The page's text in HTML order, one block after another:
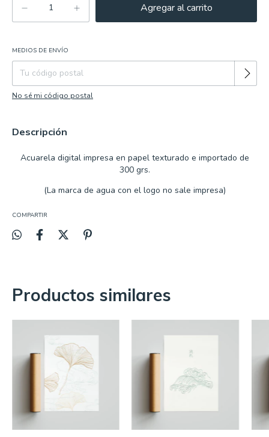
Entregas para el CP:
MEDIOS DE ENVÍO
No sé mi código postal
Descripción
Acuarela digital impresa en papel texturado e importado de
300 grs.
(La marca de agua con el logo no sale impresa)
COMPARTIR
Productos similares